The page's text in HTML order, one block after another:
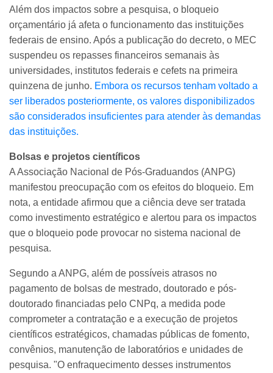
Além dos impactos sobre a pesquisa, o bloqueio
orçamentário já afeta o funcionamento das instituições
federais de ensino. Após a publicação do decreto, o MEC
suspendeu os repasses financeiros semanais às
universidades, institutos federais e cefets na primeira
quinzena de junho. Embora os recursos tenham voltado a
ser liberados posteriormente, os valores disponibilizados
são considerados insuficientes para atender às demandas
das instituições.
Bolsas e projetos científicos
A Associação Nacional de Pós-Graduandos (ANPG)
manifestou preocupação com os efeitos do bloqueio. Em
nota, a entidade afirmou que a ciência deve ser tratada
como investimento estratégico e alertou para os impactos
que o bloqueio pode provocar no sistema nacional de
pesquisa.
Segundo a ANPG, além de possíveis atrasos no
pagamento de bolsas de mestrado, doutorado e pós-
doutorado financiadas pelo CNPq, a medida pode
comprometer a contratação e a execução de projetos
científicos estratégicos, chamadas públicas de fomento,
convênios, manutenção de laboratórios e unidades de
pesquisa. "O enfraquecimento desses instrumentos